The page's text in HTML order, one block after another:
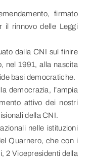
firmato
il rinnovo delle Leggi
dalla CNI sul finire
nel 1991, alla nascita
basi democratiche.
democrazia, l’ampia
attivo dei nostri
della CNI.
nelle istituzioni
Quarnero, che con i
2 Vicepresidenti della